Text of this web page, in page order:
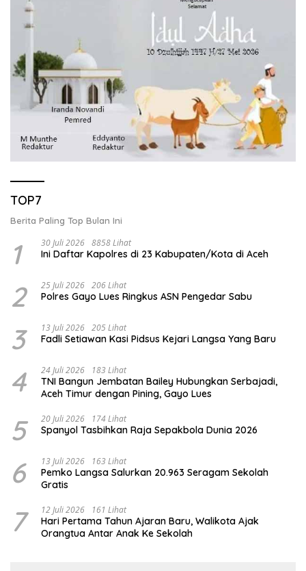
TOP7
Berita Paling Top Bulan Ini
1 30 Juli 2026 8858 Lihat
Ini Daftar Kapolres di 23 Kabupaten/Kota di Aceh
2 25 Juli 2026 206 Lihat
Polres Gayo Lues Ringkus ASN Pengedar Sabu
3 13 Juli 2026 205 Lihat
Fadli Setiawan Kasi Pidsus Kejari Langsa Yang Baru
4 24 Juli 2026 183 Lihat
TNI Bangun Jembatan Bailey Hubungkan Serbajadi,
Aceh Timur dengan Pining, Gayo Lues
5 20 Juli 2026 174 Lihat
Spanyol Tasbihkan Raja Sepakbola Dunia 2026
6 13 Juli 2026 163 Lihat
Pemko Langsa Salurkan 20.963 Seragam Sekolah
Gratis
7 12 Juli 2026 161 Lihat
Hari Pertama Tahun Ajaran Baru, Walikota Ajak
Orangtua Antar Anak Ke Sekolah